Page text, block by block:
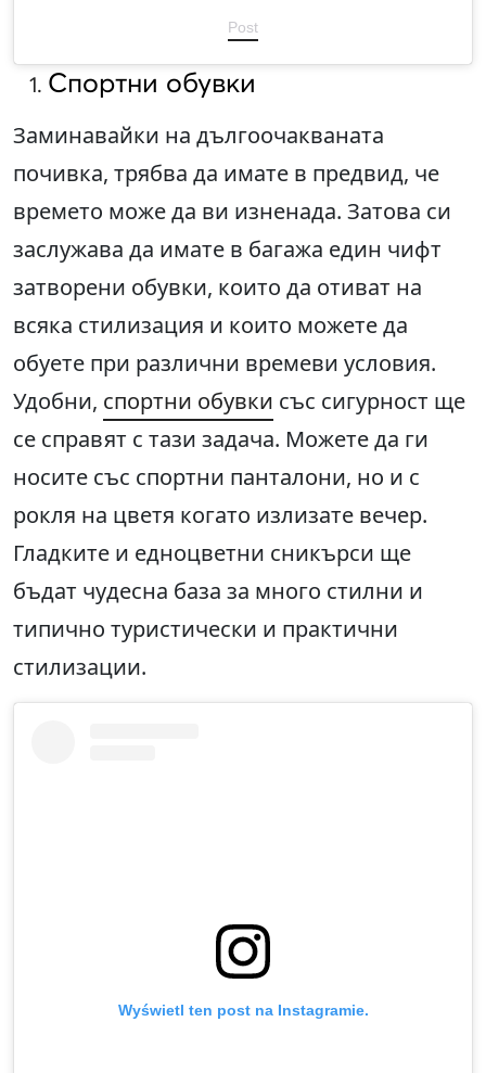
Post
Спортни обувки
Заминавайки на дългоочакваната
почивка, трябва да имате в предвид, че
времето може да ви изненада. Затова си
заслужава да имате в багажа един чифт
затворени обувки, които да отиват на
всяка стилизация и които можете да
обуете при различни времеви условия.
Удобни, спортни обувки със сигурност ще
се справят с тази задача. Можете да ги
носите със спортни панталони, но и с
рокля на цветя когато излизате вечер.
Гладките и едноцветни сникърси ще
бъдат чудесна база за много стилни и
типично туристически и практични
стилизации.
Wyświetl ten post na Instagramie.